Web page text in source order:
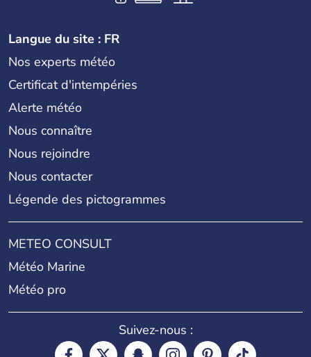
Langue du site : FR
Nos experts météo
Certificat d'intempéries
Alerte météo
Nous connaître
Nous rejoindre
Nous contacter
Légende des pictogrammes
METEO CONSULT
Météo Marine
Météo pro
Suivez-nous :